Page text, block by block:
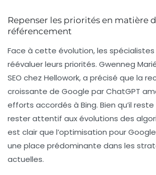
Repenser les priorités en matière
référencement
Face à cette évolution, les spécialistes
réévaluer leurs priorités. Gwenneg
SEO chez Hellowork, a précisé que la
croissante de Google par ChatGPT
efforts accordés à Bing. Bien qu’il
rester attentif aux évolutions des
est clair que l’optimisation pour
une place prédominante dans les
actuelles.